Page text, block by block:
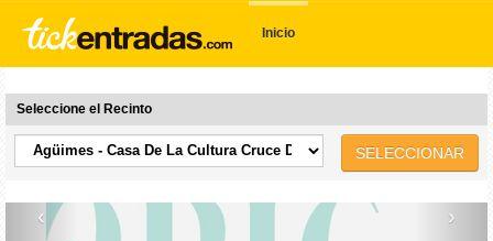
Inicio
Seleccione el Recinto
SELECCIONAR
‹ ›